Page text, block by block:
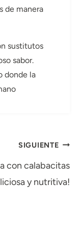
de manera
sustitutos
sabor.
donde la
SIGUIENTE
con calabacitas
y nutritiva!